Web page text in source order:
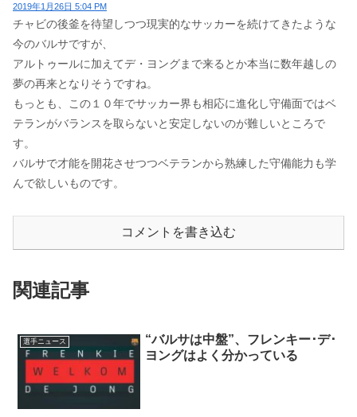
2019年1月26日 5:04 PM
チャビの後釜を待望しつつ現実的なサッカーを続けてきたような
今のバルサですが、
アルトゥールに加えてデ・ヨングまで来るとか本当に数年越しの
夢の再来となりそうですね。
もっとも、この１０年でサッカー界も相応に進化し守備面ではベ
テランがバランスを取らないと安定しないのが難しいところで
す。
バルサで才能を開花させつつベテランから熟練した守備能力も学
んで欲しいものです。
コメントを書き込む
関連記事
選手ニュース
“バルサは中盤”、フレンキー･デ･
ヨングはよく分かっている